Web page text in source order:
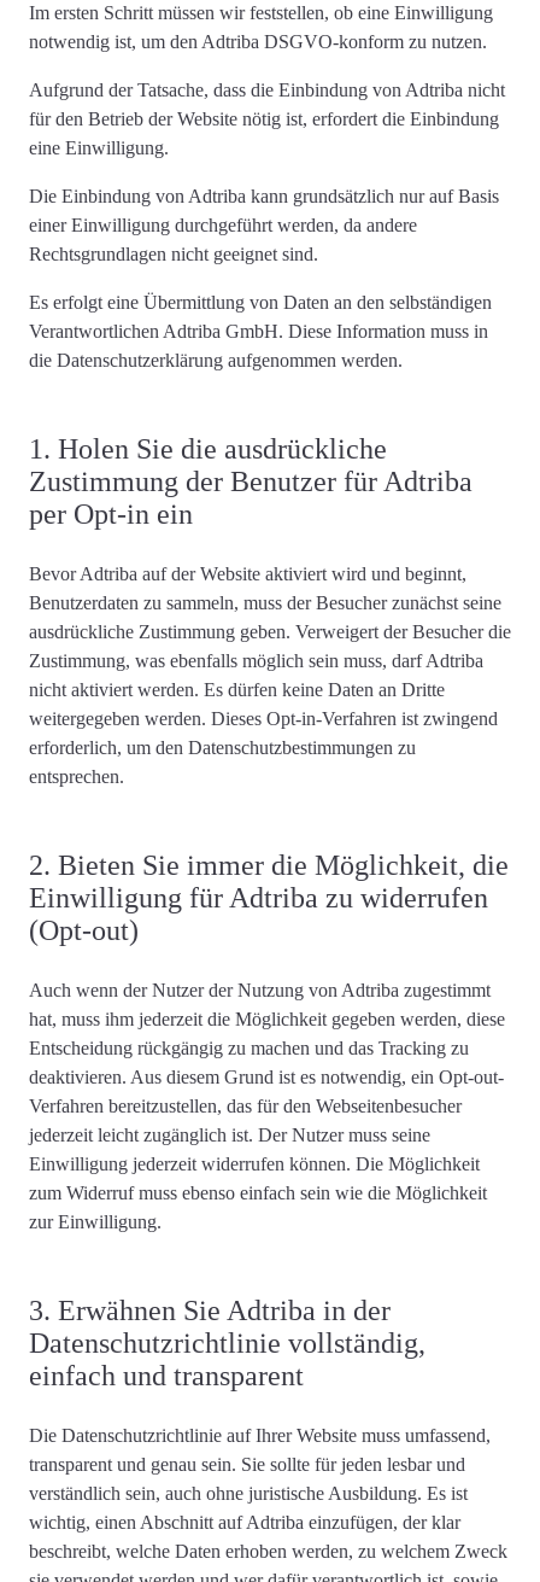
Im ersten Schritt müssen wir feststellen, ob eine Einwilligung
notwendig ist, um den Adtriba DSGVO-konform zu nutzen.
Aufgrund der Tatsache, dass die Einbindung von Adtriba nicht
für den Betrieb der Website nötig ist, erfordert die Einbindung
eine Einwilligung.
Die Einbindung von Adtriba kann grundsätzlich nur auf Basis
einer Einwilligung durchgeführt werden, da andere
Rechtsgrundlagen nicht geeignet sind.
Es erfolgt eine Übermittlung von Daten an den selbständigen
Verantwortlichen Adtriba GmbH. Diese Information muss in
die Datenschutzerklärung aufgenommen werden.
1. Holen Sie die ausdrückliche
Zustimmung der Benutzer für Adtriba
per Opt-in ein
Bevor Adtriba auf der Website aktiviert wird und beginnt,
Benutzerdaten zu sammeln, muss der Besucher zunächst seine
ausdrückliche Zustimmung geben. Verweigert der Besucher die
Zustimmung, was ebenfalls möglich sein muss, darf Adtriba
nicht aktiviert werden. Es dürfen keine Daten an Dritte
weitergegeben werden. Dieses Opt-in-Verfahren ist zwingend
erforderlich, um den Datenschutzbestimmungen zu
entsprechen.
2. Bieten Sie immer die Möglichkeit, die
Einwilligung für Adtriba zu widerrufen
(Opt-out)
Auch wenn der Nutzer der Nutzung von Adtriba zugestimmt
hat, muss ihm jederzeit die Möglichkeit gegeben werden, diese
Entscheidung rückgängig zu machen und das Tracking zu
deaktivieren. Aus diesem Grund ist es notwendig, ein Opt-out-
Verfahren bereitzustellen, das für den Webseitenbesucher
jederzeit leicht zugänglich ist. Der Nutzermuss seine
Einwilligung jederzeit widerrufen können. Die Möglichkeit
zum Widerruf muss ebenso einfach sein wie die Möglichkeit
zur Einwilligung.
3. Erwähnen Sie Adtriba in der
Datenschutzrichtlinie vollständig,
einfach und transparent
Die Datenschutzrichtlinie auf Ihrer Website muss umfassend,
transparent und genau sein. Sie sollte für jeden lesbar und
verständlich sein, auch ohne juristische Ausbildung. Es ist
wichtig, einen Abschnitt auf Adtriba einzufügen, derklar
beschreibt, welche Daten erhoben werden, zu welchem ​​Zweck